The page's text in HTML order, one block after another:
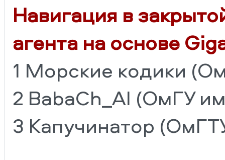
Навигация в
агента на основе
1 Морские кодики
2 BabaCh_AI (ОмГУ
3 Капучинатор